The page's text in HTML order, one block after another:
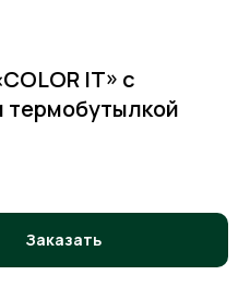
IT» c
термобутылкой
Заказать